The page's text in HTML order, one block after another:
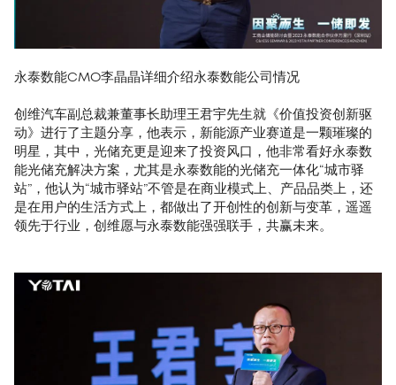
永泰数能CMO李晶晶详细介绍永泰数能公司情况
创维汽车副总裁兼董事长助理王君宇先生就《价值投资创新驱
动》进行了主题分享，他表示，新能源产业赛道是一颗璀璨的
明星，其中，光储充更是迎来了投资风口，他非常看好永泰数
能光储充解决方案，尤其是永泰数能的光储充一体化“城市驿
站”，他认为“城市驿站”不管是在商业模式上、产品品类上，还
是在用户的生活方式上，都做出了开创性的创新与变革，遥遥
领先于行业，创维愿与永泰数能强强联手，共赢未来。